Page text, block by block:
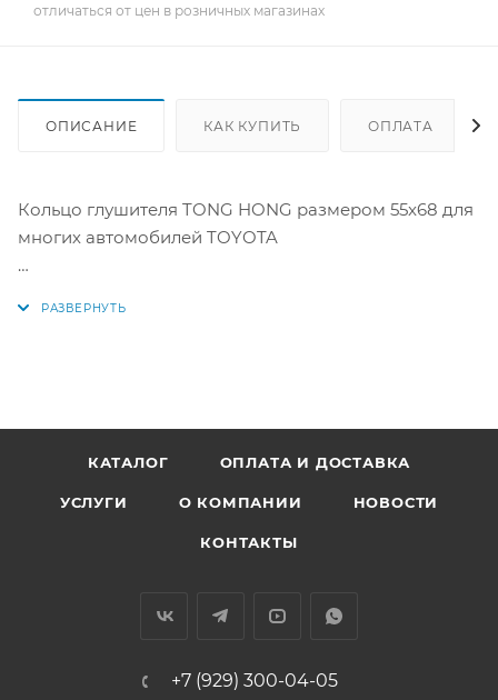
отличаться от цен в розничных магазинах
ОПИСАНИЕ КАК КУПИТЬ ОПЛАТА
Кольцо глушителя TONG HONG размером 55x68 для
многих автомобилей TOYOTA
КАТАЛОГ ОПЛАТА И ДОСТАВКА
УСЛУГИ О КОМПАНИИ НОВОСТИ
КОНТАКТЫ
+7 (929) 300-04-05